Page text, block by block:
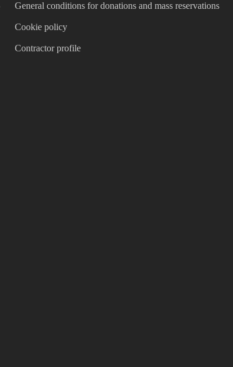
General conditions for donations and mass reservations
Cookie policy
Contractor profile